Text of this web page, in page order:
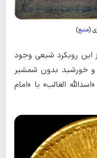
(منبع)
این رویکرد شیعی وجود
و خورشید بدون شمشیر
الغالب» یا «امام